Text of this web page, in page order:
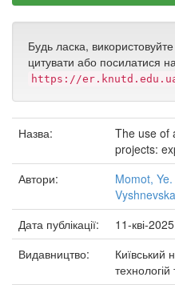
Будь ласка,
цитувати або посилатися
https://
Назва:
The use of
projects:
Автори:
Momot, Ye.
Дата публікації:
11-кві-2025
Видавництво:
Київський